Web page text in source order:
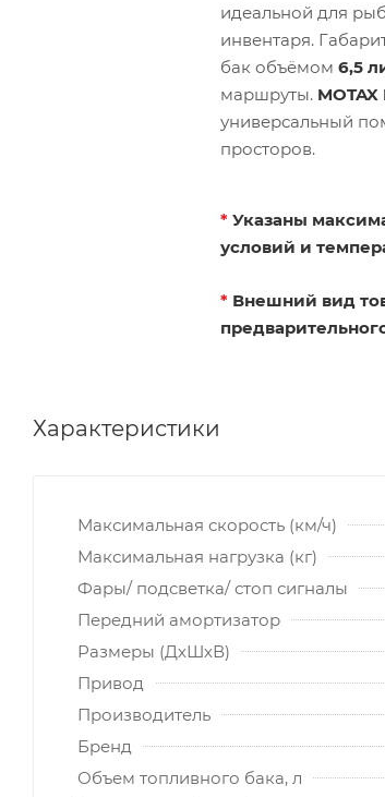
идеальной для
инвентаря.
бак объёмом 6,5
маршруты. MOTAX
универсальный
просторов.
* Указаны
условий и
* Внешний вид
Характеристики
Максимальная скорость (км/ч)
Максимальная нагрузка (кг)
Фары/ подсветка/ стоп сигналы
Передний амортизатор
Размеры (ДхШхВ)
Привод
Производитель
Бренд
Объем топливного бака, л